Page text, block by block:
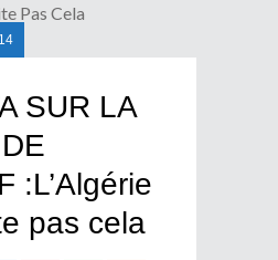
Pas Cela
SUR LA
:L’Algérie
pas cela